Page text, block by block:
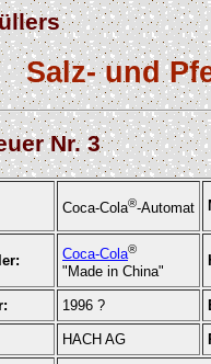
Salz- und
Nr. 3
Coca-Cola®-Automat
Coca-Cola®
"Made in China"
1996 ?
HACH AG